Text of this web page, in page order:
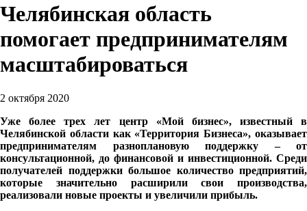
Челябинская область
помогает предпринимателям
масштабироваться
2 октября 2020
Уже более трех лет центр «Мой бизнес», известный в
Челябинской области как «Территория Бизнеса», оказывает
предпринимателям разноплановую поддержку – от
консультационной, до финансовой и инвестиционной. Среди
получателей поддержки большое количество предприятий,
которые значительно расширили свои производства,
реализовали новые проекты и увеличили прибыль.